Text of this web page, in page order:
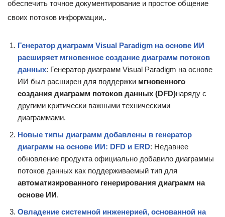
обеспечить точное документирование и простое общение
своих потоков информации,.
Генератор диаграмм Visual Paradigm на основе ИИ
расширяет мгновенное создание диаграмм потоков
данных: Генератор диаграмм Visual Paradigm на основе
ИИ был расширен для поддержки мгновенного
создания диаграмм потоков данных (DFD)наряду с
другими критически важными техническими
диаграммами.
Новые типы диаграмм добавлены в генератор
диаграмм на основе ИИ: DFD и ERD: Недавнее
обновление продукта официально добавило диаграммы
потоков данных как поддерживаемый тип для
автоматизированного генерирования диаграмм на
основе ИИ.
Овладение системной инженерией, основанной на